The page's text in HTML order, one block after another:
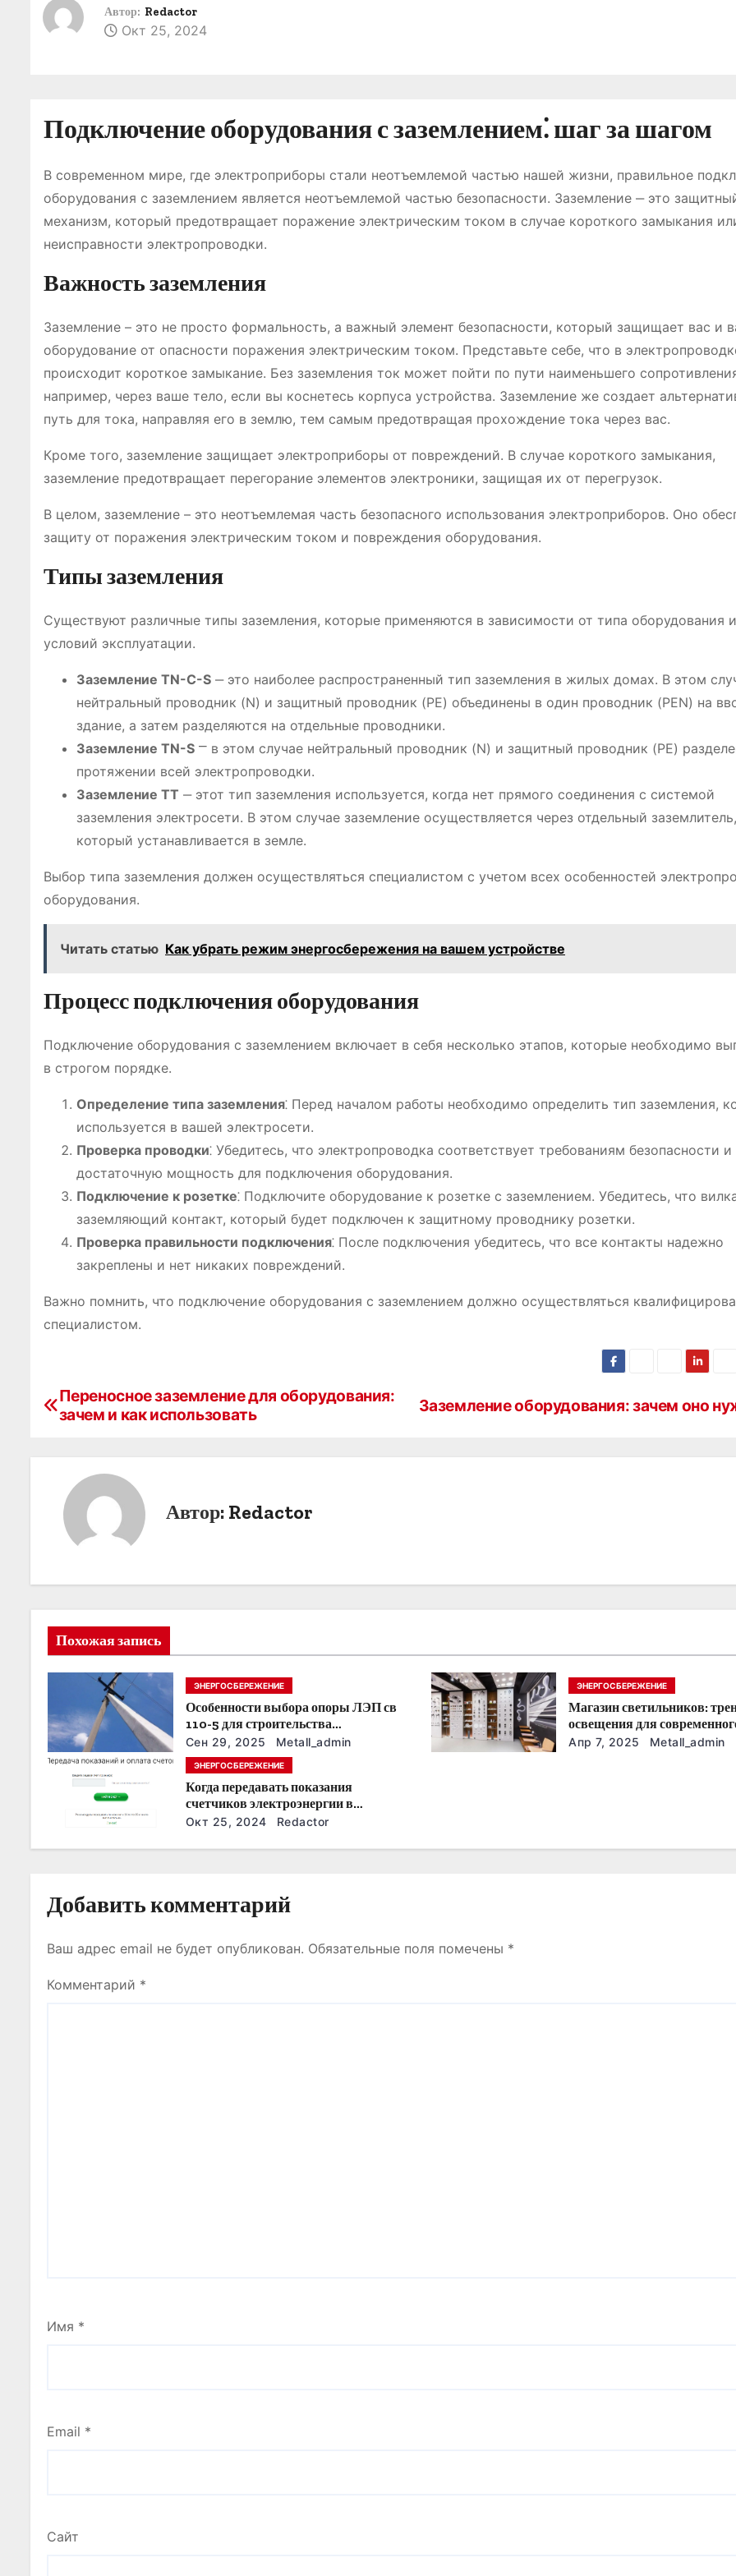
Автор: Redactor
Окт 25, 2024
Подключение оборудования с заземлением⁚ шаг за шагом
В современном мире, где электроприборы стали неотъемлемой частью нашей жизни, правильное
оборудования с заземлением является неотъемлемой частью безопасности. Заземление ‒ это
механизм, который предотвращает поражение электрическим током в случае короткого замыкания
неисправности электропроводки.
Важность заземления
Заземление – это не просто формальность, а важный элемент безопасности, который защищает вас и
оборудование от опасности поражения электрическим током. Представьте себе, что в
происходит короткое замыкание. Без заземления ток может пойти по пути наименьшего
например, через ваше тело, если вы коснетесь корпуса устройства. Заземление же создает
путь для тока, направляя его в землю, тем самым предотвращая прохождение тока через вас.
Кроме того, заземление защищает электроприборы от повреждений. В случае короткого замыкания,
заземление предотвращает перегорание элементов электроники, защищая их от перегрузок.
В целом, заземление – это неотъемлемая часть безопасного использования электроприборов. Оно
защиту от поражения электрическим током и повреждения оборудования.
Типы заземления
Существуют различные типы заземления, которые применяются в зависимости от типа оборудования и
условий эксплуатации.
Заземление TN-C-S ‒ это наиболее распространенный тип заземления в жилых домах. В этом
нейтральный проводник (N) и защитный проводник (PE) объединены в один проводник (PEN) на
здание, а затем разделяются на отдельные проводники.
Заземление TN-S ⎻ в этом случае нейтральный проводник (N) и защитный проводник (PE)
протяжении всей электропроводки.
Заземление TT ‒ этот тип заземления используется, когда нет прямого соединения с системой
заземления электросети. В этом случае заземление осуществляется через отдельный заземлитель,
который устанавливается в земле.
Выбор типа заземления должен осуществляться специалистом с учетом всех особенностей
оборудования.
Читать статью Как убрать режим энергосбережения на вашем устройстве
Процесс подключения оборудования
Подключение оборудования с заземлением включает в себя несколько этапов, которые необходимо
в строгом порядке.
Определение типа заземления⁚ Перед началом работы необходимо определить тип заземления,
используется в вашей электросети.
Проверка проводки⁚ Убедитесь, что электропроводка соответствует требованиям безопасности
достаточную мощность для подключения оборудования.
Подключение к розетке⁚ Подключите оборудование к розетке с заземлением. Убедитесь, что
заземляющий контакт, который будет подключен к защитному проводнику розетки.
Проверка правильности подключения⁚ После подключения убедитесь, что все контакты надежно
закреплены и нет никаких повреждений.
Важно помнить, что подключение оборудования с заземлением должно осуществляться
специалистом.
Н
и
я
о
з
с
я
м
Заземление оборудования: зачем оно
Переносное заземление для оборудования:
зачем и как использовать
Автор: Redactor
Похожая запись
ЭНЕРГОСБЕРЕЖЕНИЕ
Особенности выбора опоры ЛЭП св
110-5 для строительства
электросетей
Сен 29, 2025 Metall_admin
ЭНЕРГОСБЕРЕЖЕНИЕ
Магазин светильников:
освещения для
интерьера
Апр 7, 2025 Metall_admin
ЭНЕРГОСБЕРЕЖЕНИЕ
Когда передавать показания
счетчиков электроэнергии в
Дзержинске?
Окт 25, 2024 Redactor
Добавить комментарий
Ваш адрес email не будет опубликован. Обязательные поля помечены *
Комментарий *
Имя *
Email *
Сайт